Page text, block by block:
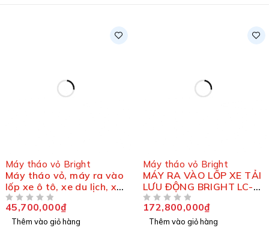
Máy tháo vỏ Bright
Máy tháo vỏ, máy ra vào
lốp xe ô tô, xe du lịch, xe
tải nhỏ BRIGHT LC-885N
kèm bộ hỗ trợ tháo lốp
AL320 Công nghệ Italy
45,700,000₫
Thêm vào giỏ hàng
Máy tháo vỏ Bright
MÁY RA VÀO LỐP XE TẢI
LƯU ĐỘNG BRIGHT LC-
589 CÔNG NGHỆ ITALY
172,800,000₫
Thêm vào giỏ hàng